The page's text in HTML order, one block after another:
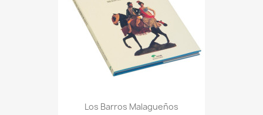
Los Barros Malagueños